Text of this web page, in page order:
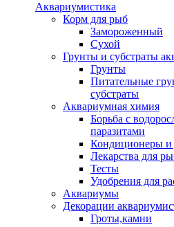
Аквариумистика
Корм для рыб
Замороженный
Сухой
Грунты и субстраты
Грунты
Питательные
субстраты
Аквариумная химия
Борьба с
паразитами
Кондиционеры и
Лекарства для
Тесты
Удобрения для
Аквариумы
Декорации
Гроты,камни